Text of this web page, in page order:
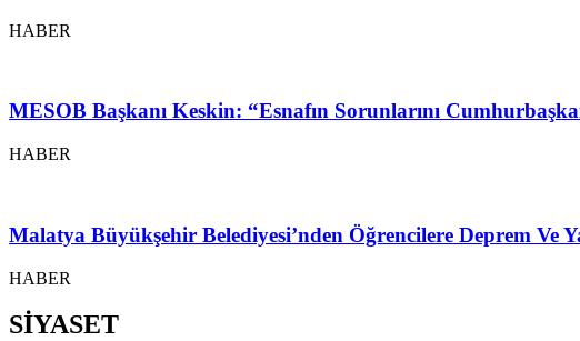
HABER
MESOB Başkanı Keskin: “Esnafın Sorunlarını
HABER
Malatya Büyükşehir Belediyesi’nden Öğrencilere Deprem Ve
HABER
SİYASET